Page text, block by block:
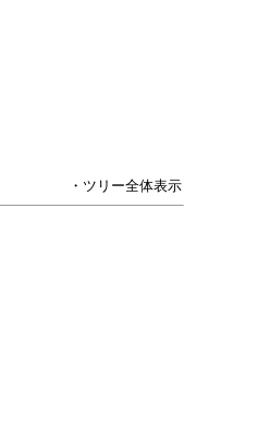
・ツリー全体表示